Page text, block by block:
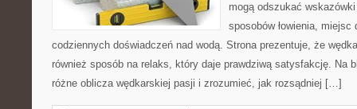
mogą odszukać
sposobów łowienia, miejsc
codziennych doświadczeń nad wodą. Strona prezentuje, że
również sposób na relaks, który daje prawdziwą satysfakcję. Na
różne oblicza wędkarskiej pasji i zrozumieć, jak rozsądniej […]